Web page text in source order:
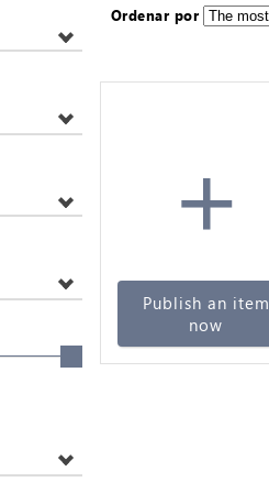
Ordenar por
+
Publish an item
now